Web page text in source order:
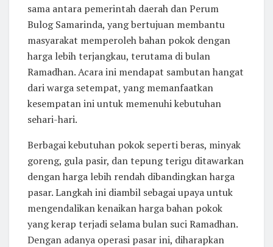
sama antara pemerintah daerah dan Perum
Bulog Samarinda, yang bertujuan membantu
masyarakat memperoleh bahan pokok dengan
harga lebih terjangkau, terutama di bulan
Ramadhan. Acara ini mendapat sambutan hangat
dari warga setempat, yang memanfaatkan
kesempatan ini untuk memenuhi kebutuhan
sehari-hari.
Berbagai kebutuhan pokok seperti beras, minyak
goreng, gula pasir, dan tepung terigu ditawarkan
dengan harga lebih rendah dibandingkan harga
pasar. Langkah ini diambil sebagai upaya untuk
mengendalikan kenaikan harga bahan pokok
yang kerap terjadi selama bulan suci Ramadhan.
Dengan adanya operasi pasar ini, diharapkan